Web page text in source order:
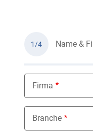
1/4 Name &
Firma
Branche
Nothing selected